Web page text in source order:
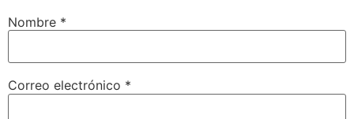
Nombre *
Correo electrónico *